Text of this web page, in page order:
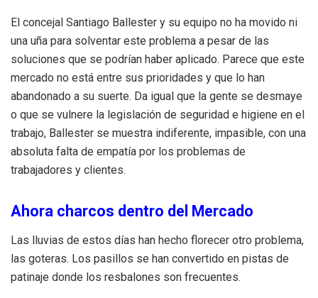
El concejal Santiago Ballester y su equipo no ha movido ni
una uña para solventar este problema a pesar de las
soluciones que se podrían haber aplicado. Parece que este
mercado no está entre sus prioridades y que lo han
abandonado a su suerte. Da igual que la gente se desmaye
o que se vulnere la legislación de seguridad e higiene en el
trabajo, Ballester se muestra indiferente, impasible, con una
absoluta falta de empatía por los problemas de
trabajadores y clientes.
Ahora charcos dentro del Mercado
Las lluvias de estos días han hecho florecer otro problema,
las goteras. Los pasillos se han convertido en pistas de
patinaje donde los resbalones son frecuentes.